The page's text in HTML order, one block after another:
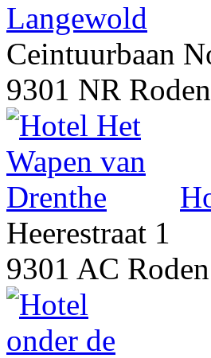
Ceintuurbaan
9301 NR Roden
Heerestraat 1
9301 AC Roden